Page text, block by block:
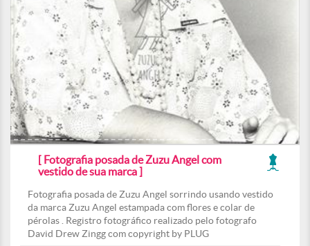
[ Fotografia posada de Zuzu Angel com
vestido de sua marca ]
Fotografia posada de Zuzu Angel sorrindo usando vestido
da marca Zuzu Angel estampada com flores e colar de
pérolas . Registro fotográfico realizado pelo fotografo
David Drew Zingg com copyright by PLUG